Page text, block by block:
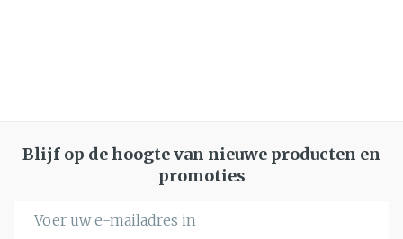
Blijf op de hoogte van nieuwe producten en
promoties